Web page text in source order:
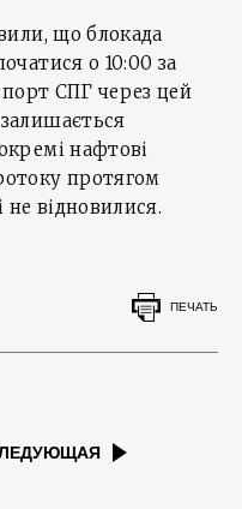
що блокада
о 10:00 за
СПГ через цей
нафтові
протягом
не відновилися.
ПЕЧАТЬ